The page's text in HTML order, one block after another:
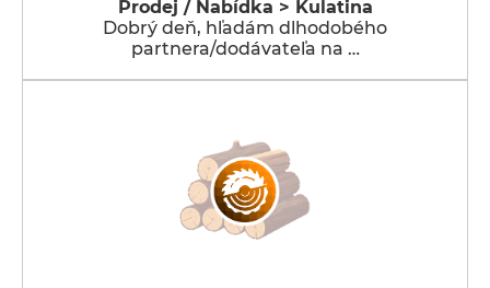
Prodej / Nabídka > Kulatina
Dobrý deň, hľadám dlhodobého
partnera/dodávateľa na …